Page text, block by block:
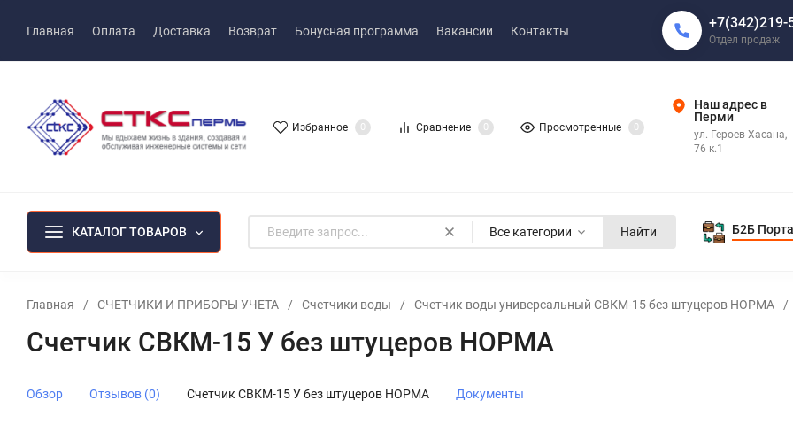
Главная Оплата Доставка Возврат Бонусная программа Вакансии Контакты +7(342)219-
Отдел продаж
Избранное 0 Сравнение 0 Просмотренные 0
Наш адрес в
Перми
ул. Героев Хасана,
76 к.1
КАТАЛОГ ТОВАРОВ Все категории Найти Б2Б
Главная / СЧЕТЧИКИ И ПРИБОРЫ УЧЕТА / Счетчики воды / Счетчик воды универсальный СВКМ-15 без штуцеров НОРМА /
Счетчик СВКМ-15 У без штуцеров НОРМА
Обзор Отзывов (0) Счетчик СВКМ-15 У без штуцеров НОРМА Документы